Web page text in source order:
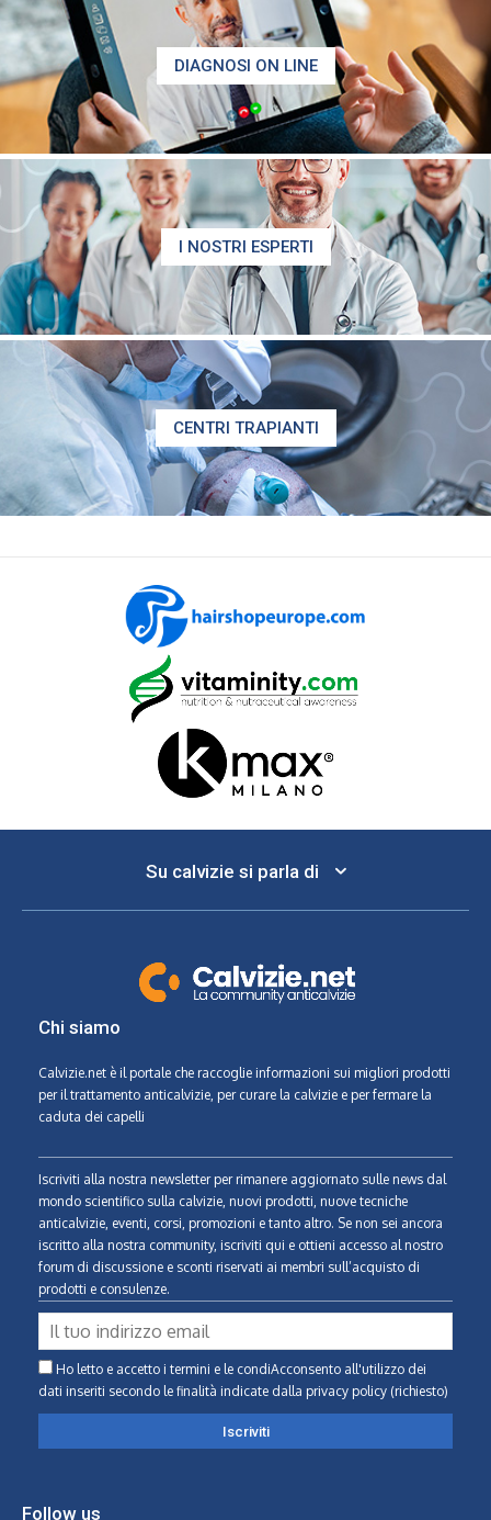
DIAGNOSI ON LINE
I NOSTRI ESPERTI
CENTRI TRAPIANTI
Su calvizie si parla di
Chi siamo
Calvizie.net è il portale che raccoglie informazioni sui migliori prodotti
per il trattamento anticalvizie, per curare la calvizie e per fermare la
caduta dei capelli
Iscriviti alla nostra newsletter per rimanere aggiornato sulle news dal
mondo scientifico sulla calvizie, nuovi prodotti, nuove tecniche
anticalvizie, eventi, corsi, promozioni e tanto altro. Se non sei ancora
iscritto alla nostra community, iscriviti qui e ottieni accesso al nostro
forum di discussione e sconti riservati ai membri sull’acquisto di
prodotti e consulenze.
Ho letto e accetto i termini e le condiAcconsento all'utilizzo dei
dati inseriti secondo le finalità indicate dalla privacy policy (richiesto)
Follow us